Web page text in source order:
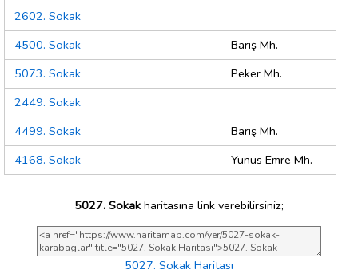
2602. Sokak
4500. Sokak
Barış Mh.
5073. Sokak
Peker Mh.
2449. Sokak
4499. Sokak
Barış Mh.
4168. Sokak
Yunus Emre Mh.
5027. Sokak haritasına link verebilirsiniz;
5027. Sokak Haritası